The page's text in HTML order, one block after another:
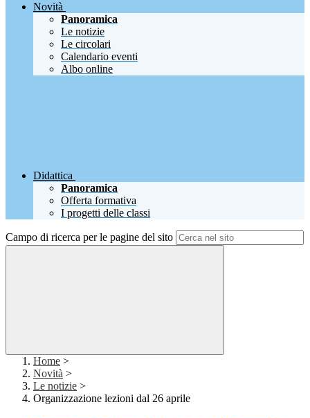
Novità
Panoramica
Le notizie
Le circolari
Calendario eventi
Albo online
Didattica
Panoramica
Offerta formativa
I progetti delle classi
Campo di ricerca per le pagine del sito
Home >
Novità >
Le notizie >
Organizzazione lezioni dal 26 aprile